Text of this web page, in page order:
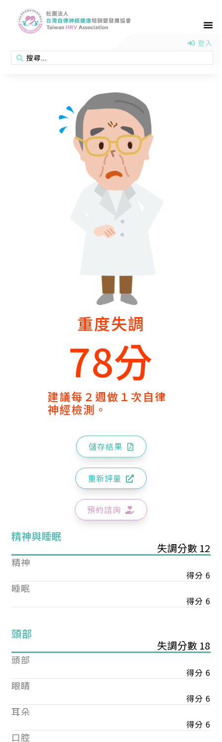
登入
重度失調
78分
建議每２週做１次自律
神經檢測。
儲存結果
重新評量
預約諮詢
精神與睡眠
失調分數 12
精神
得分 6
睡眠
得分 6
頭部
失調分數 18
頭部
得分 6
眼睛
得分 6
耳朵
得分 6
口腔